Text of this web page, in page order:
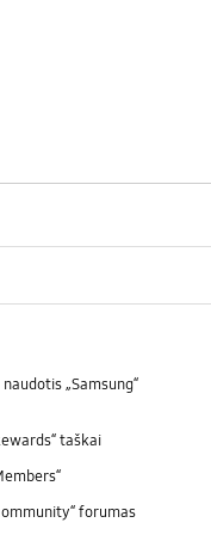
„Samsung“
taškai
forumas